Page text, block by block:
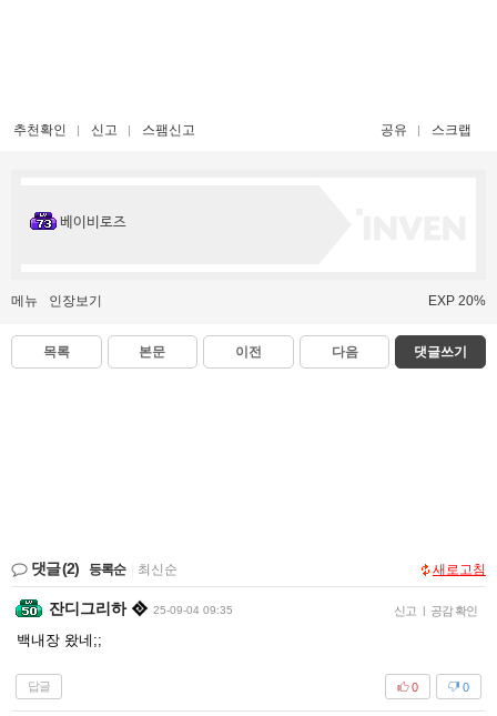
추천확인 신고 스팸신고 공유 스크랩
베이비로즈
메뉴 인장보기 EXP 20%
목록 본문 이전 다음 댓글쓰기
댓글(2) 등록순 최신순 새로고침
잔디그리하 25-09-04 09:35 신고 | 공감 확인
백내장 왔네;;
답글 0
0